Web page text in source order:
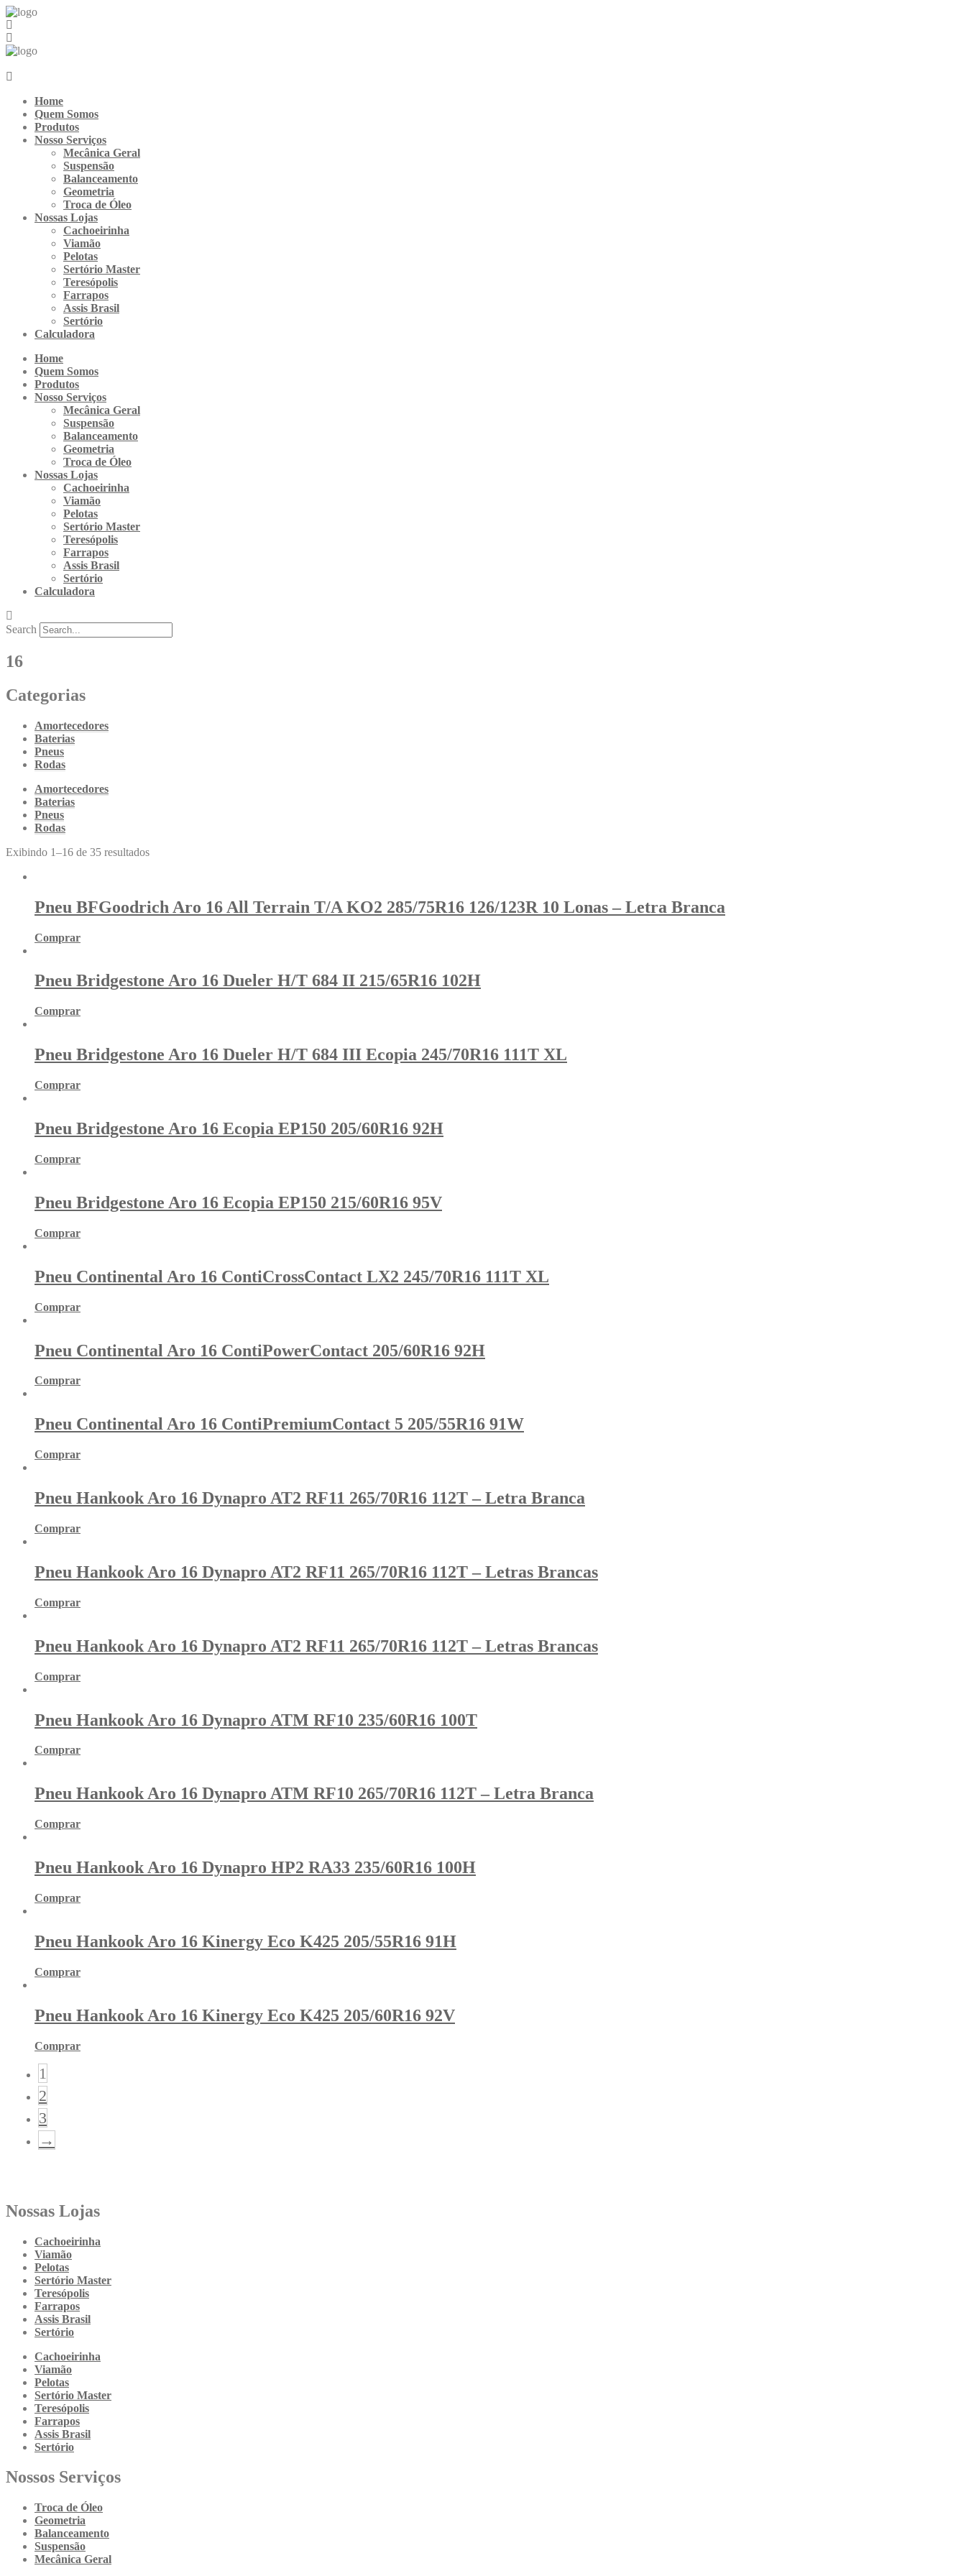
Ir
para
o
conteúdo
Home
Quem Somos
Produtos
Nosso Serviços
Mecânica Geral
Suspensão
Balanceamento
Geometria
Troca de Óleo
Nossas Lojas
Cachoeirinha
Viamão
Pelotas
Sertório Master
Teresópolis
Farrapos
Assis Brasil
Sertório
Calculadora
Home
Quem Somos
Produtos
Nosso Serviços
Mecânica Geral
Suspensão
Balanceamento
Geometria
Troca de Óleo
Nossas Lojas
Cachoeirinha
Viamão
Pelotas
Sertório Master
Teresópolis
Farrapos
Assis Brasil
Sertório
Calculadora
Search
16
Categorias
Amortecedores
Baterias
Pneus
Rodas
Amortecedores
Baterias
Pneus
Rodas
Exibindo 1–16 de 35 resultados
Pneu BFGoodrich Aro 16 All Terrain T/A KO2 285/75R16 126/123R 10 Lonas – Letra Branca
Comprar
Pneu Bridgestone Aro 16 Dueler H/T 684 II 215/65R16 102H
Comprar
Pneu Bridgestone Aro 16 Dueler H/T 684 III Ecopia 245/70R16 111T XL
Comprar
Pneu Bridgestone Aro 16 Ecopia EP150 205/60R16 92H
Comprar
Pneu Bridgestone Aro 16 Ecopia EP150 215/60R16 95V
Comprar
Pneu Continental Aro 16 ContiCrossContact LX2 245/70R16 111T XL
Comprar
Pneu Continental Aro 16 ContiPowerContact 205/60R16 92H
Comprar
Pneu Continental Aro 16 ContiPremiumContact 5 205/55R16 91W
Comprar
Pneu Hankook Aro 16 Dynapro AT2 RF11 265/70R16 112T – Letra Branca
Comprar
Pneu Hankook Aro 16 Dynapro AT2 RF11 265/70R16 112T – Letras Brancas
Comprar
Pneu Hankook Aro 16 Dynapro AT2 RF11 265/70R16 112T – Letras Brancas
Comprar
Pneu Hankook Aro 16 Dynapro ATM RF10 235/60R16 100T
Comprar
Pneu Hankook Aro 16 Dynapro ATM RF10 265/70R16 112T – Letra Branca
Comprar
Pneu Hankook Aro 16 Dynapro HP2 RA33 235/60R16 100H
Comprar
Pneu Hankook Aro 16 Kinergy Eco K425 205/55R16 91H
Comprar
Pneu Hankook Aro 16 Kinergy Eco K425 205/60R16 92V
Comprar
1
2
3
→
Nossas Lojas
Cachoeirinha
Viamão
Pelotas
Sertório Master
Teresópolis
Farrapos
Assis Brasil
Sertório
Cachoeirinha
Viamão
Pelotas
Sertório Master
Teresópolis
Farrapos
Assis Brasil
Sertório
Nossos Serviços
Troca de Óleo
Geometria
Balanceamento
Suspensão
Mecânica Geral